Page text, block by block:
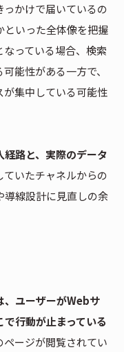
かけで届いているの
といった全体像を把握
っている場合、検索
能性がある一方で、
集中している可能性
路と、実際のデータ
ていたチャネルからの
導線設計に見直しの余
、ユーザーがWebサ
行動が止まっている
ページが閲覧されてい